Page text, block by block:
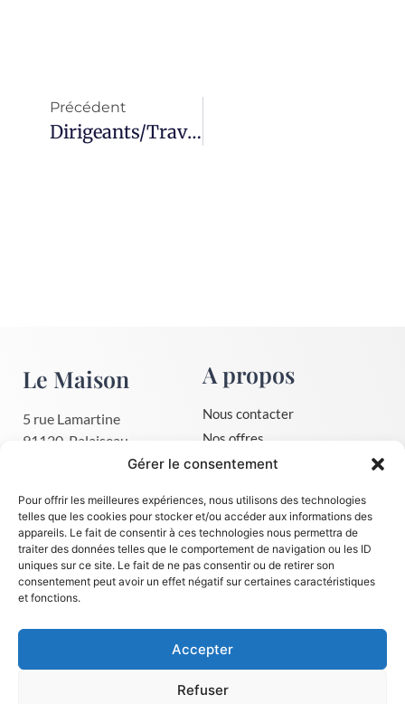
Gérer le consentement
Pour offrir les meilleures expériences, nous utilisons des technologies
telles que les cookies pour stocker et/ou accéder aux informations des
appareils. Le fait de consentir à ces technologies nous permettra de
traiter des données telles que le comportement de navigation ou les ID
uniques sur ce site. Le fait de ne pas consentir ou de retirer son
consentement peut avoir un effet négatif sur certaines caractéristiques
et fonctions.
Accepter
Refuser
Précédent
Dirigeants/Travailleurs Non Salariés : Faites-Vous Financer Votre Formation
Le Maison
5 rue Lamartine
91120, Palaiseau
A propos
Nous contacter
Nos offres
Mentions légales
Politique de confidentialité
Dates de session immersion
Apprendre
l'anglais
Faire financer sa formation, le